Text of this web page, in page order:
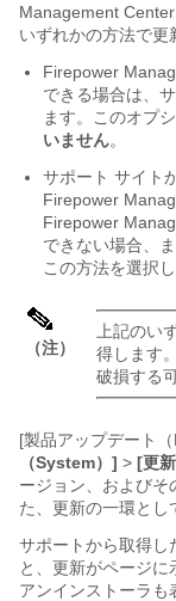
Management Center
いずれかの方法で更
Firepower
できる場合は、
ます。このオプ
いません。
サポート サイト
Firepower
Firepower
できない場合、
この方法を選択し
（注）
上記のい
得します
破損する
[製品アップデート
（System）] > [更
ージョン、およびそ
た、更新の一環とし
サポートから取得し
と、更新がページ
アンインストーラも